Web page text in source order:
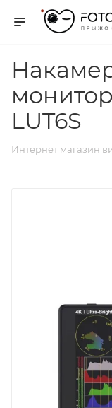
LUT6S
Интернет магазин